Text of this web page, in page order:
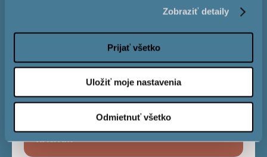
Zobraziť detaily
Prijať všetko
Uložiť moje nastavenia
Odmietnuť všetko
4,0 %
Строк виплати
платіж
€